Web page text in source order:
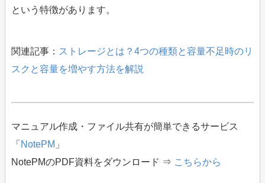
という特徴があります。
関連記事： ストレージとは？4つの種類と容量不足時のリ
スクと容量を増やす方法を解説
マニュアル作成・ファイル共有が簡単できるサービス
「 NotePM 」
NotePMのPDF資料をダウンロード ⇒ こちらから